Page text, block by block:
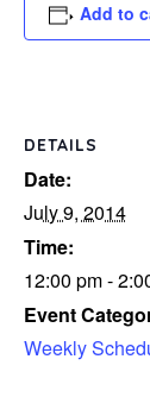
Add to
DETAILS
Date:
July 9, 2014
Time:
12:00 pm -
Event
Weekly